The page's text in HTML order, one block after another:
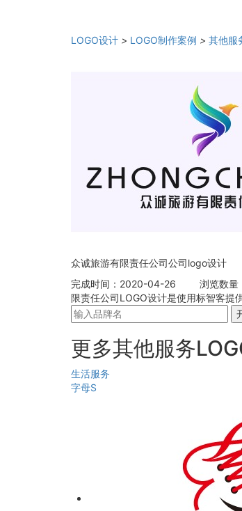
LOGO设计 > LOGO制作案例 > 其他服
众诚旅游有限责任公司公司logo设计
完成时间：2020-04-26
浏览数
限责任公司LOGO设计是使用标智客提
更多其他服务
生活服务
字母S